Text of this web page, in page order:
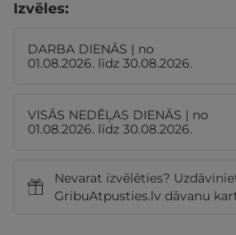
Izvēles:
DARBA DIENĀS | no
01.08.2026. līdz 30.08.2026.
VISĀS NEDĒĻAS DIENĀS | no
01.08.2026. līdz 30.08.2026.
Nevarat izvēlēties?
GribuAtpusties.lv dāvanu